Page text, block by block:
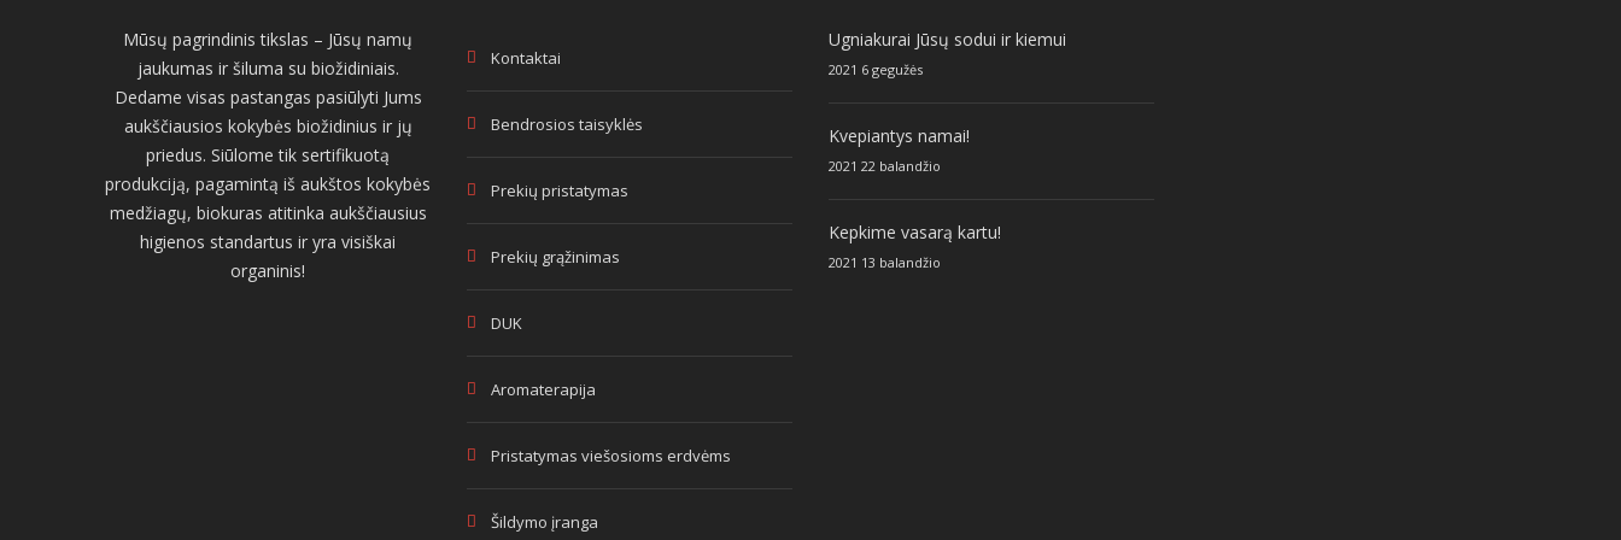
Mūsų pagrindinis tikslas – Jūsų namų
jaukumas ir šiluma su biožidiniais.
Dedame visas pastangas pasiūlyti Jums
aukščiausios kokybės biožidinius ir jų
priedus. Siūlome tik sertifikuotą
produkciją, pagamintą iš aukštos kokybės
medžiagų, biokuras atitinka aukščiausius
higienos standartus ir yra visiškai
organinis!
Kontaktai
Bendrosios taisyklės
Prekių pristatymas
Prekių grąžinimas
DUK
Aromaterapija
Pristatymas viešosioms erdvėms
Šildymo įranga
Ugniakurai Jūsų sodui ir kiemui
2021 6 gegužės
Kvepiantys namai!
2021 22 balandžio
Kepkime vasarą kartu!
2021 13 balandžio